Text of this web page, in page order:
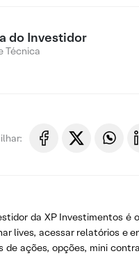
do Investidor
Técnica
da XP Investimentos é
lives, acessar relatórios e
de ações, opções, mini